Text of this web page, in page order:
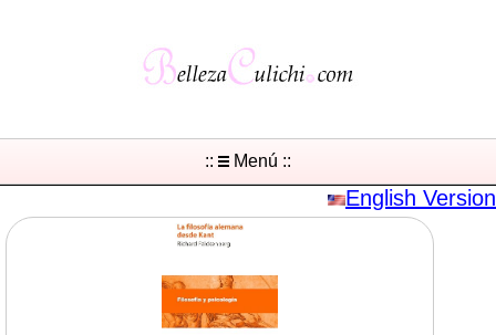
:: Menú ::
English Version